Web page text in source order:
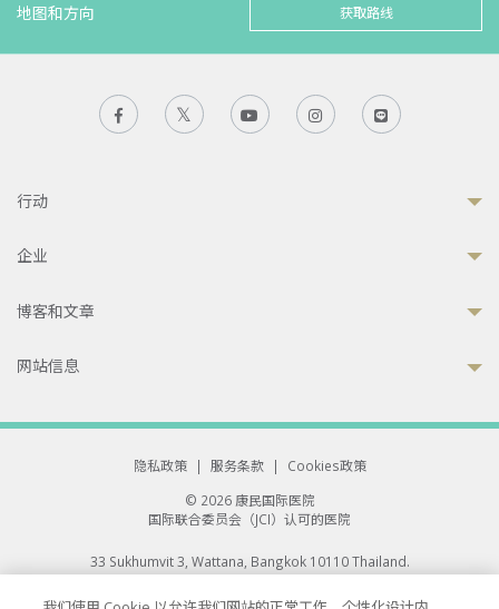
地图和方向 获取路线
行动
企业
博客和文章
网站信息
隐私政策 | 服务条款 |
Cookies政策
© 2026 康民国际医院
国际联合委员会（JCI）认可的医院
33 Sukhumvit 3, Wattana, Bangkok 10110 Thailand.
All rights reserved.